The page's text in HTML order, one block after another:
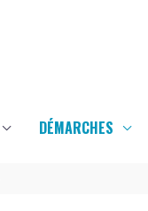
DÉMARCHES